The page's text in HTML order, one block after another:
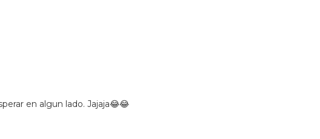
en algun lado. Jajaja😂😂